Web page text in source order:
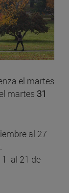
el martes
martes 31
al 27
1 al 21 de